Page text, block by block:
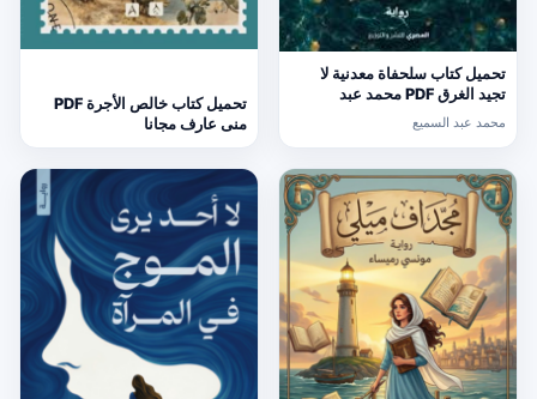
تحميل كتاب سلحفاة معدنية لا
تجيد الغرق PDF محمد عبد
محمد عبد السميع
تحميل كتاب خالص الأجرة PDF
منى عارف مجانا